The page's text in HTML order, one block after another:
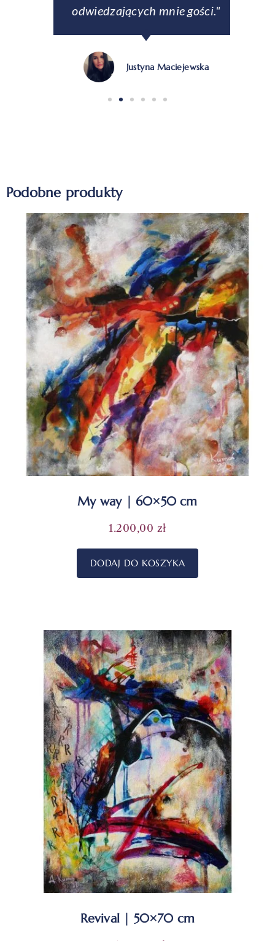
odwiedzających mnie gości."
Justyna Maciejewska
Podobne produkty
My way | 60×50 cm
1.200,00 zł
DODAJ DO KOSZYKA
Revival | 50×70 cm